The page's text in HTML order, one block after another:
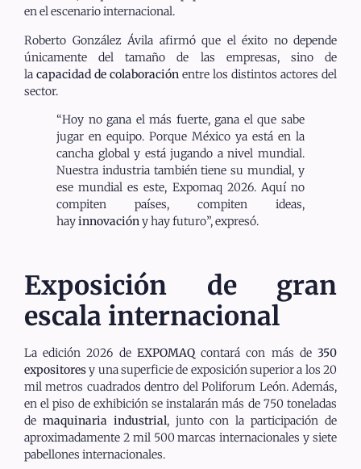
en el escenario internacional.
Roberto González Ávila afirmó que el éxito no depende
únicamente del tamaño de las empresas, sino de
la capacidad de colaboración entre los distintos actores del
sector.
“Hoy no gana el más fuerte, gana el que sabe
jugar en equipo. Porque México ya está en la
cancha global y está jugando a nivel mundial.
Nuestra industria también tiene su mundial, y
ese mundial es este, Expomaq 2026. Aquí no
compiten países, compiten ideas,
hayinnovacióny hay futuro”, expresó.
Exposición de gran
escala internacional
La edición 2026 de EXPOMAQcontará con más de350
expositoresy una superficie de exposición superior a los 20
mil metros cuadrados dentro del Poliforum León. Además,
en el piso de exhibición se instalarán más de 750 toneladas
de maquinaria industrial, junto con la participación de
aproximadamente 2 mil 500 marcas internacionales y siete
pabellones internacionales.